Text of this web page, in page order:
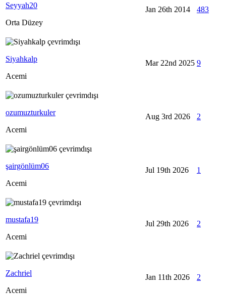
Seyyah20
Orta Düzey
Jan 26th 2014 483
Siyahkalp
Acemi
Mar 22nd 2025 9
ozumuzturkuler
Acemi
Aug 3rd 2026 2
şairgönlüm06
Acemi
Jul 19th 2026 1
mustafa19
Acemi
Jul 29th 2026 2
Zachriel
Acemi
Jan 11th 2026 2